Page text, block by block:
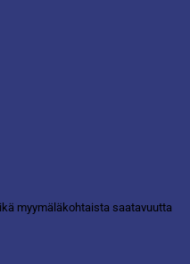
myymäläkohtaista saatavuutta